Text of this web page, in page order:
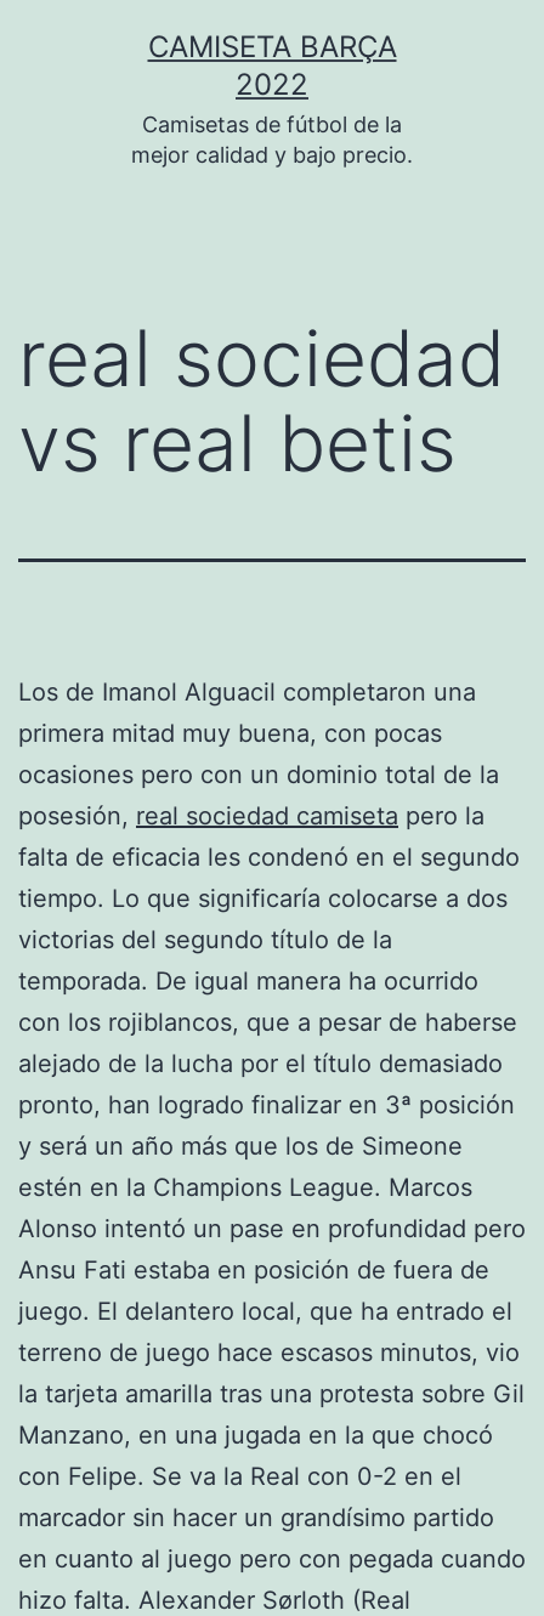
CAMISETA BARÇA
2022
Camisetas de fútbol de la
mejor calidad y bajo precio.
real sociedad
vs real betis
Los de Imanol Alguacil completaron una
primera mitad muy buena, con pocas
ocasiones pero con un dominio total de la
posesión, real sociedad camiseta pero la
falta de eficacia les condenó en el segundo
tiempo. Lo que significaría colocarse a dos
victorias del segundo título de la
temporada. De igual manera ha ocurrido
con los rojiblancos, que a pesar de haberse
alejado de la lucha por el título demasiado
pronto, han logrado finalizar en 3ª posición
y será un año más que los de Simeone
estén en la Champions League. Marcos
Alonso intentó un pase en profundidad pero
Ansu Fati estaba en posición de fuera de
juego. El delantero local, que ha entrado el
terreno de juego hace escasos minutos, vio
la tarjeta amarilla tras una protesta sobre Gil
Manzano, en una jugada en la que chocó
con Felipe. Se va la Real con 0-2 en el
marcador sin hacer un grandísimo partido
en cuanto al juego pero con pegada cuando
hizo falta. Alexander Sørloth (Real